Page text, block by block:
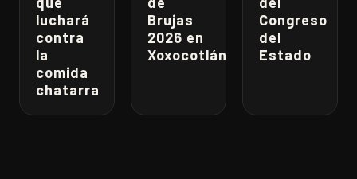
luchará
contra
la
comida
chatarra
Brujas
2026 en
Xoxocotlán
Congreso
del
Estado